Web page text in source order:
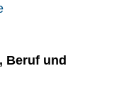
Beruf und